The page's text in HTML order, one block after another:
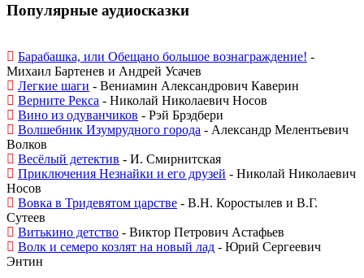
Популярные аудиосказки
Барабашка, или Обещано большое вознаграждение! -
Михаил Бартенев и Андрей Усачев
Легкие шаги - Вениамин Александрович Каверин
Верните Рекса - Николай Николаевич Носов
Вино из одуванчиков - Рэй Брэдбери
Волшебник Изумрудного города - Александр Мелентьевич
Волков
Весёлый детектив - И. Смирнитская
Приключения Незнайки и его друзей - Николай Николаевич
Носов
Вовка в Тридевятом царстве - В.Н. Коростылев и В.Г.
Сутеев
Витькино детство - Виктор Петрович Астафьев
Волк и семеро козлят на новый лад - Юрий Сергеевич
Энтин